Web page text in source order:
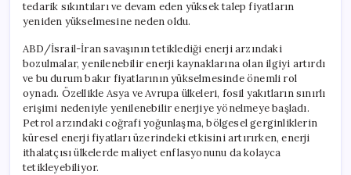
tedarik sıkıntıları ve devam eden yüksek talep fiyatların
yeniden yükselmesine neden oldu.
ABD/İsrail-İran savaşının tetiklediği enerji arzındaki
bozulmalar, yenilenebilir enerji kaynaklarına olan ilgiyi artırdı
ve bu durum bakır fiyatlarının yükselmesinde önemli rol
oynadı. Özellikle Asya ve Avrupa ülkeleri, fosil yakıtların sınırlı
erişimi nedeniyle yenilenebilir enerjiye yönelmeye başladı.
Petrol arzındaki coğrafi yoğunlaşma, bölgesel gerginliklerin
küresel enerji fiyatları üzerindeki etkisini artırırken, enerji
ithalatçısı ülkelerde maliyet enflasyonunu da kolayca
tetikleyebiliyor.